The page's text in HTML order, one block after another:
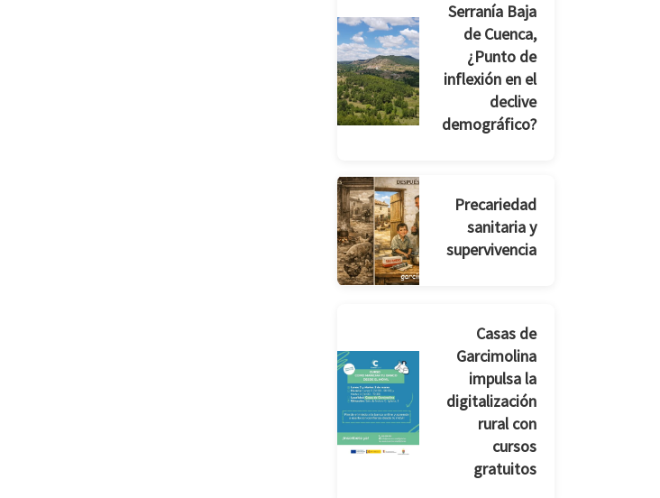
Serranía Baja
de Cuenca,
¿Punto de
inflexión en el
declive
demográfico?
Precariedad
sanitaria y
supervivencia
Casas de
Garcimolina
impulsa la
digitalización
rural con
cursos
gratuitos